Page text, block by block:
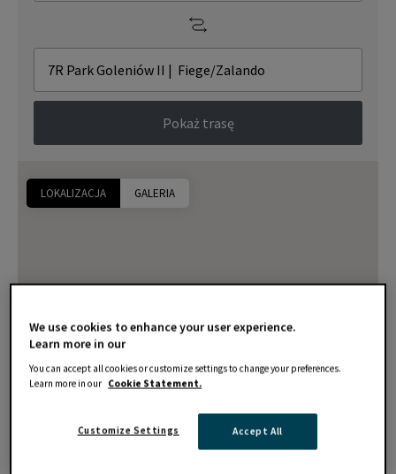
LOKALIZACJA GALERIA
Pokaż trasę
We use cookies to enhance your user experience.
Learn more in our
You can accept all cookies or customize settings to change your preferences.
Learn more in our Cookie Statement.
Accept All
Customize Settings